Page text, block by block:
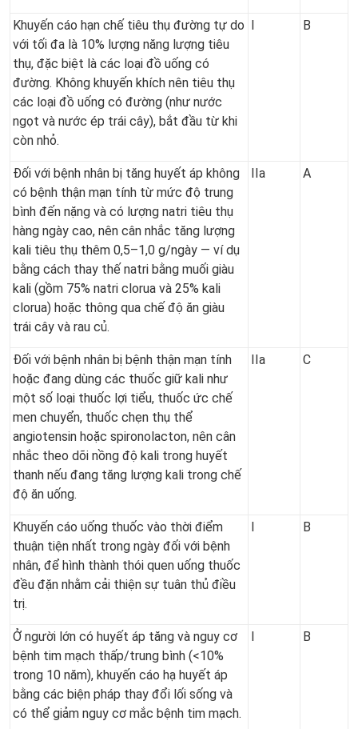
Khuyến cáo hạn chế tiêu thụ đường tự do
với tối đa là 10% lượng năng lượng tiêu
thụ, đặc biệt là các loại đồ uống có
đường. Không khuyến khích nên tiêu thụ
các loại đồ uống có đường (như nước
ngọt và nước ép trái cây), bắt đầu từ khi
còn nhỏ.
B
Đối với bệnh nhân bị tăng huyết áp không
có bệnh thận mạn tính từ mức độ trung
bình đến nặng và có lượng natri tiêu thụ
hàng ngày cao, nên cân nhắc tăng lượng
kali tiêu thụ thêm 0,5–1,0 g/ngày — ví dụ
bằng cách thay thế natri bằng muối giàu
kali (gồm 75% natri clorua và 25% kali
clorua) hoặc thông qua chế độ ăn giàu
trái cây và rau củ.
IIa A
Đối với bệnh nhân bị bệnh thận mạn tính
hoặc đang dùng các thuốc giữ kali như
một số loại thuốc lợi tiểu, thuốc ức chế
men chuyển, thuốc chẹn thụ thể
angiotensin hoặc spironolacton, nên cân
nhắc theo dõi nồng độ kali trong huyết
thanh nếu đang tăng lượng kali trong chế
độ ăn uống.
IIa C
Khuyến cáo uống thuốc vào thời điểm
thuận tiện nhất trong ngày đối với bệnh
nhân, để hình thành thói quen uống thuốc
đều đặn nhằm cải thiện sự tuân thủ điều
trị.
B
Ở người lớn có huyết áp tăng và nguy cơ
bệnh tim mạch thấp/trung bình (<10%
trong 10 năm), khuyến cáo hạ huyết áp
bằng các biện pháp thay đổi lối sống và
có thể giảm nguy cơ mắc bệnh tim mạch.
B